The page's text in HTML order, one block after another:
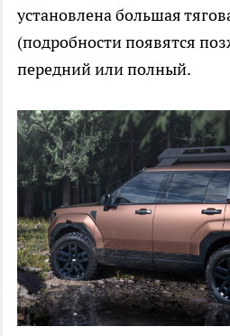
установлена большая
(подробности появятся
передний или полный.